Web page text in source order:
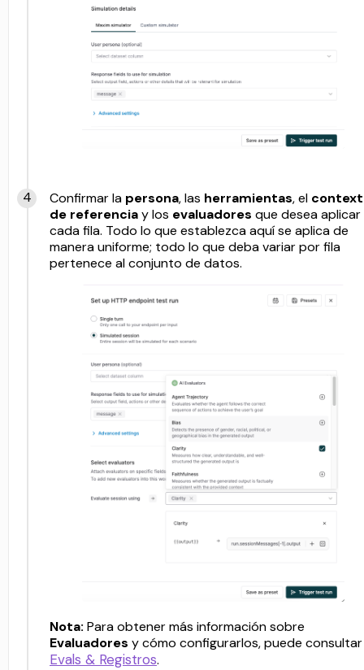
Confirmar la persona, las herramientas, el
de referenciay los evaluadores que desea aplicar
cada fila. Todo lo que establezca aquí se aplica de
manera uniforme; todo lo que deba variar por fila
pertenece al conjunto de datos.
Nota: Para obtener más información sobre
Evaluadores y cómo configurarlos, puede consultar
Evals & Registros.